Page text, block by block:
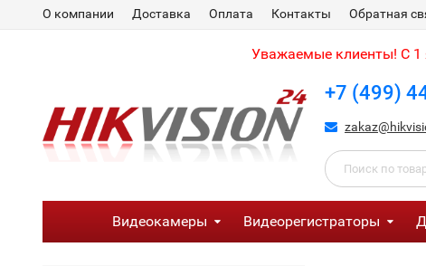
О компании Доставка Оплата Контакты Обратная
Уважаемые клиенты! С 1
+7 (499)
Видеокамеры Видеорегистраторы